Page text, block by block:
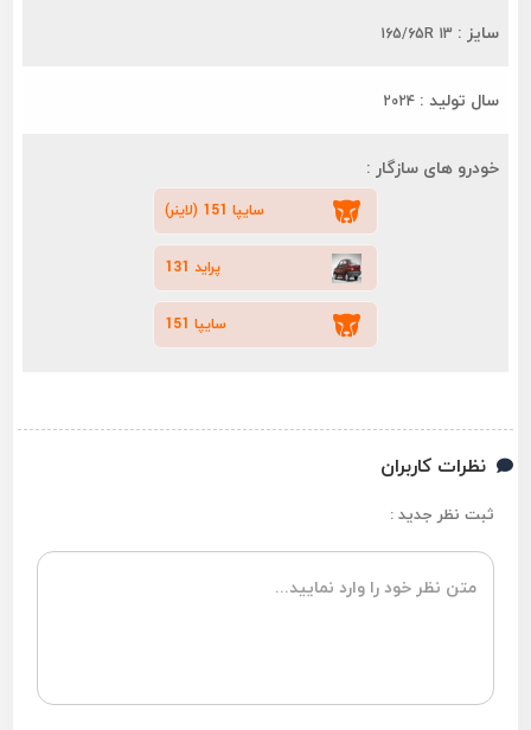
سایز : 165/65R 13
سال تولید : 2024
خودرو های سازگار :
سایپا 151 (لاینر)
پراید 131
سایپا 151
نظرات کاربران
ثبت نظر جدید :